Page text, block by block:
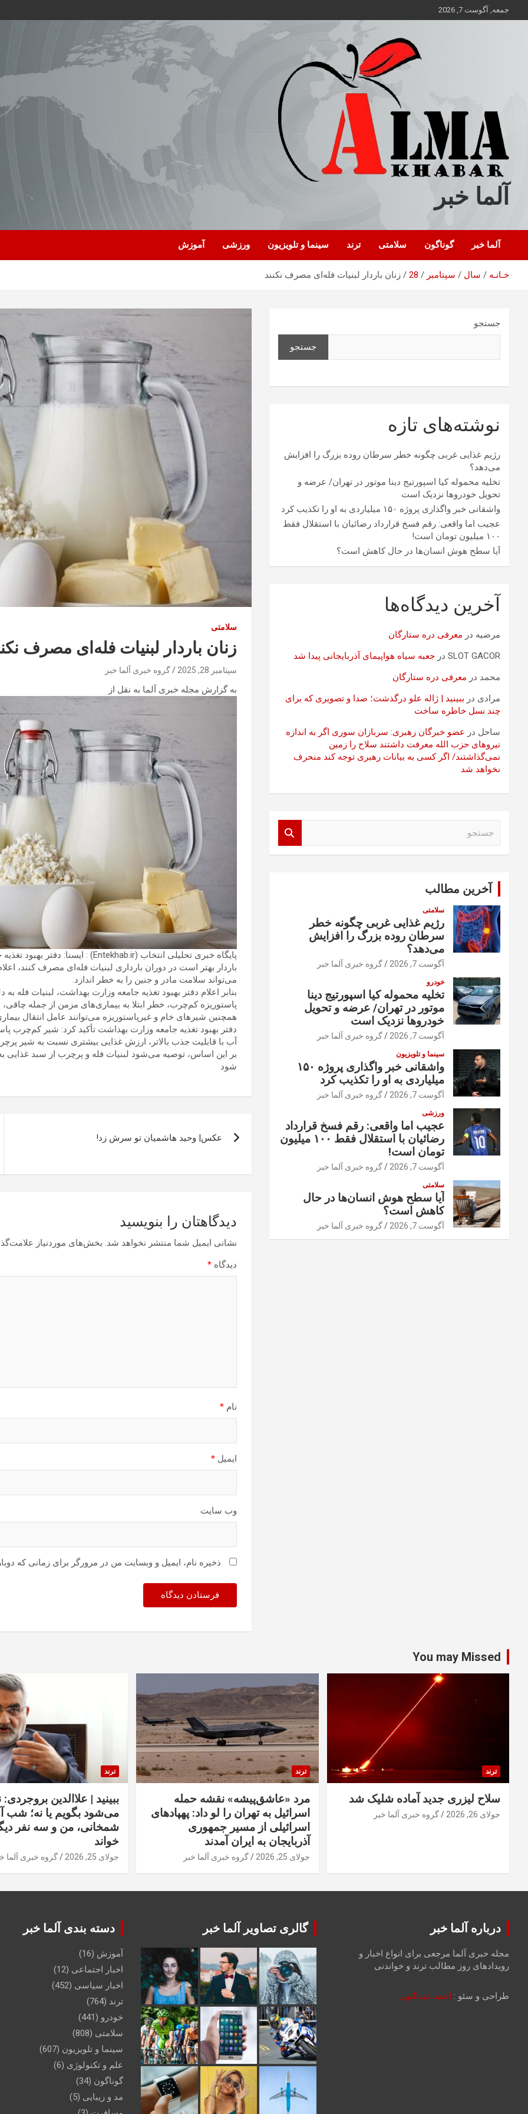
محتوا
جمعه, آگوست 7, 2026
آلما خبر
آلما خبر گوناگون سلامتی ترند سینما و تلویزیون ورزشی آموزش
خـانـه سال سپتامبر 28 زنان باردار لبنیات فله‌ای مصرف نکنند
سلامتی
زنان باردار لبنیات فله‌ای مصرف
سپتامبر 28, 2025 گروه خبری آلما خبر
به گزارش مجله خبری آلما به نقل از
پایگاه خبری تحلیلی انتخاب (Entekhab.ir) : ایسنا: دفتر بهبود تغذیه جامعه وزارت
باردار بهتر است در دوران بارداری لبنیات فله‌ای مصرف کنند،
می‌تواند سلامت مادر و جنین را به خطر اندازد.
بنابر اعلام دفتر بهبود تغذیه جامعه وزارت بهداشت، لبنیات
پاستوریزه کم‌چرب، خطر ابتلا به بیماری‌های مزمن از جمله
همچنین شیرهای خام و غیرپاستوریزه می‌توانند عامل انتقال
دفتر بهبود تغذیه جامعه وزارت بهداشت تأکید کرد: شیر کم‌چرب
آب با قابلیت جذب بالاتر، ارزش غذایی بیشتری نسبت به شیر
بر این اساس، توصیه می‌شود لبنیات فله و پرچرب از سبد غذایی
شود
نوشته
عکس| وحید هاشمیان تو سرش زد!
دیدگاهتان را بنویسید
نشانی ایمیل شما منتشر نخواهد شد. بخش‌های موردنیاز
دیدگاه *
نام *
ایمیل *
وب‌ سایت
ذخیره نام، ایمیل و وبسایت من در مرورگر برای زمانی که
جستجو
جستجو
نوشته‌های تازه
رژیم غذایی غربی چگونه خطر سرطان روده بزرگ را افزایش
می‌دهد؟
تخلیه محموله کیا اسپورتیج دینا موتور در تهران/ عرضه و
تحویل خودروها نزدیک است
واشقانی خبر واگذاری پروژه ۱۵۰ میلیاردی به او را تکذیب کرد
عجیب اما واقعی: رقم فسخ قرارداد رضائیان با استقلال فقط
۱۰۰ میلیون تومان است!
آیا سطح هوش انسان‌ها در حال کاهش است؟
آخرین دیدگاه‌ها
مرضیه در معرفی دره ستارگان
SLOT GACOR در جعبه سیاه هواپیمای آذربایجانی پیدا شد
محمد در معرفی دره ستارگان
مرادی در ببینید | ژاله علو درگذشت؛ صدا و تصویری که برای
چند نسل خاطره ساخت
ساحل در عضو خبرگان رهبری: سربازان سوری اگر به اندازه
نیروهای حزب الله معرفت داشتند سلاح را زمین
نمی‌گذاشتند/ اگر کسی به بیانات رهبری توجه کند منحرف
نخواهد شد
آخرین مطالب
سلامتی
رژیم غذایی غربی چگونه خطر
سرطان روده بزرگ را افزایش
می‌دهد؟
آگوست 7, 2026 گروه خبری آلما خبر
خودرو
تخلیه محموله کیا اسپورتیج دینا
موتور در تهران/ عرضه و تحویل
خودروها نزدیک است
آگوست 7, 2026 گروه خبری آلما خبر
سینما و تلویزیون
واشقانی خبر واگذاری پروژه ۱۵۰
میلیاردی به او را تکذیب کرد
آگوست 7, 2026 گروه خبری آلما خبر
ورزشی
عجیب اما واقعی: رقم فسخ قرارداد
رضائیان با استقلال فقط ۱۰۰ میلیون
تومان است!
آگوست 7, 2026 گروه خبری آلما خبر
سلامتی
آیا سطح هوش انسان‌ها در حال
کاهش است؟
آگوست 7, 2026 گروه خبری آلما خبر
You may Missed
ترند
سلاح لیزری جدید آماده شلیک شد
جولای 26, 2026 گروه خبری آلما خبر
ترند
مرد «عاشق‌پیشه» نقشه حمله
اسرائیل به تهران را لو داد: پهپادهای
اسرائیلی از مسیر جمهوری
آذربایجان به ایران آمدند
جولای 25, 2026 گروه خبری آلما خبر
ترند
ببینید | علاالدین
می‌شود بگویم یا نه؛ شب
شمخانی، من و سه نفر
خواند
جولای 25, 2026 گروه خبری آلما
درباره آلما خبر
مجله خبری آلما مرجعی برای انواع اخبار و
رویدادهای روز مطالب ترند و خواندنی
طراحی و سئو : احمد عبداللهی
گالری تصاویر آلما خبر دسته بندی آلما خبر
آموزش (16)
اخبار اجتماعی (12)
اخبار سیاسی (452)
ترند (764)
خودرو (441)
سلامتی (808)
سینما و تلویزیون (607)
علم و تکنولوژی (6)
گوناگون (34)
مد و زیبایی (5)